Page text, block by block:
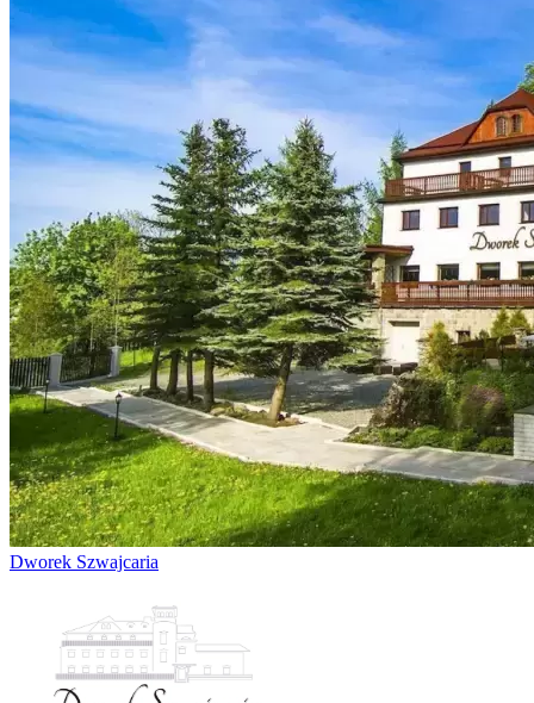
Dworek Szwajcaria